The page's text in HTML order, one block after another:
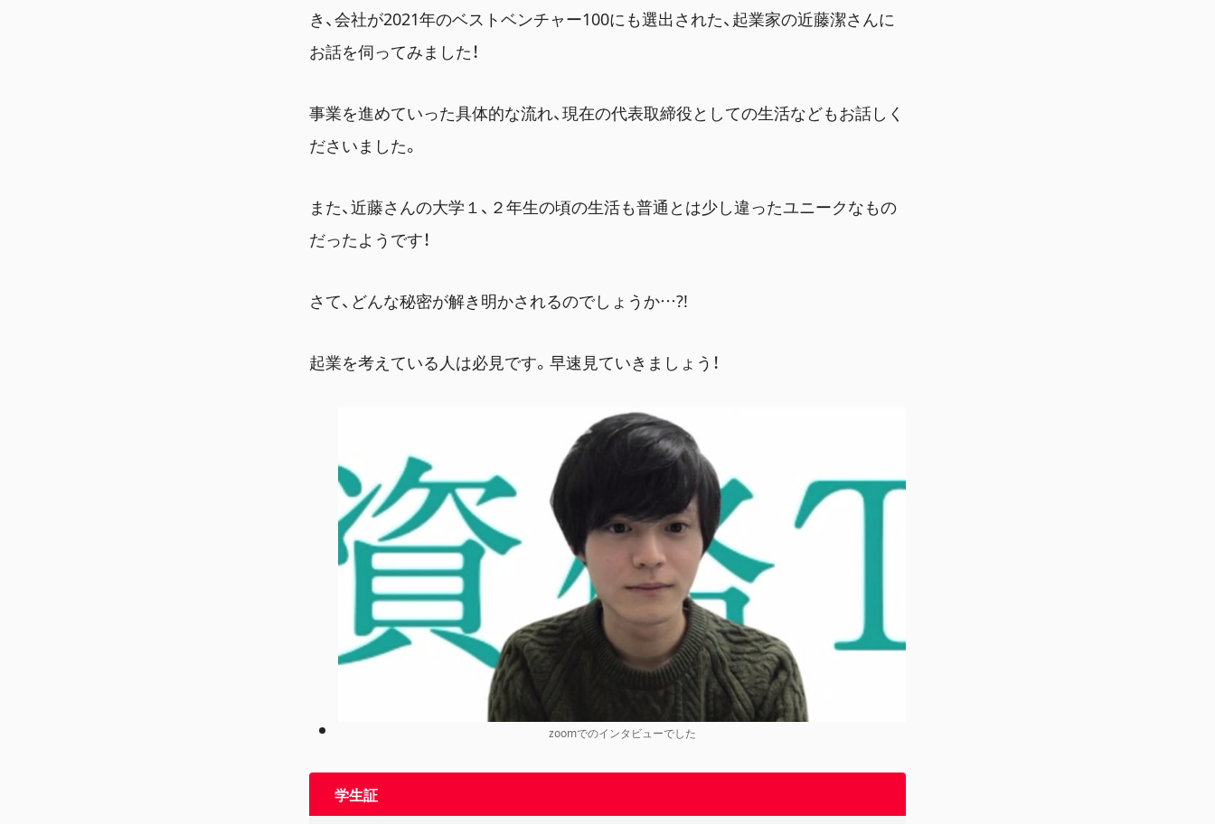
き、会社が2021年のベストベンチャー100にも選出された、起業家の近藤潔さんに
お話を伺ってみました！
事業を進めていった具体的な流れ、現在の代表取締役としての生活などもお話しく
ださいました。
また、近藤さんの大学１、２年生の頃の生活も普通とは少し違ったユニークなもの
だったようです！
さて、どんな秘密が解き明かされるのでしょうか…?!
起業を考えている人は必見です。早速見ていきましょう！
zoomでのインタビューでした
学生証